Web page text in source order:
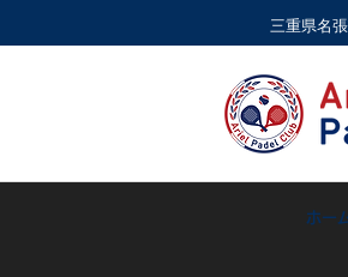
ホー
三重県名